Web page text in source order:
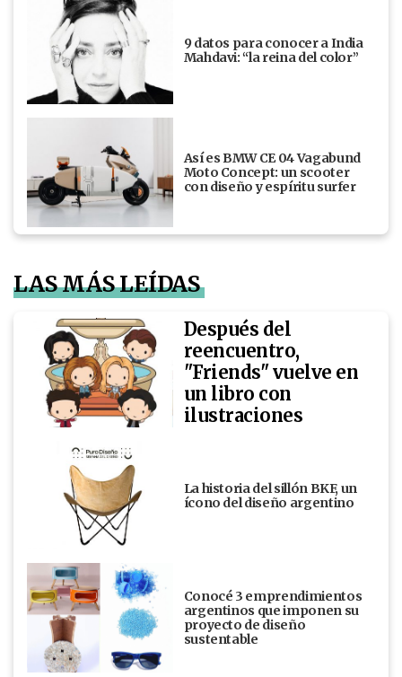
9 datos para conocer a India
Mahdavi: “la reina del color”
Así es BMW CE 04 Vagabund
Moto Concept: un scooter
con diseño y espíritu surfer
LAS MÁS LEÍDAS
Después del
reencuentro,
"Friends" vuelve en
un libro con
ilustraciones
La historia del sillón BKF, un
ícono del diseño argentino
Conocé 3 emprendimientos
argentinos que imponen su
proyecto de diseño
sustentable